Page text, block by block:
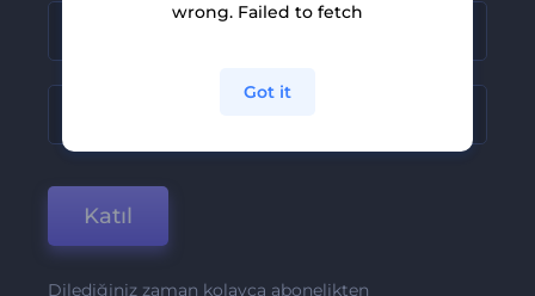
Katıl
Dilediğiniz zaman kolayca abonelikten
wrong. Failed to fetch
Got it